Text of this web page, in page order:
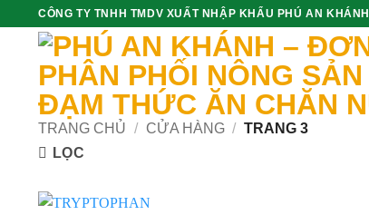
CÔNG TY TNHH TMDV XUẤT NHẬP KHẨU PHÚ AN KHÁNH
TRANG CHỦ / CỬA HÀNG / TRANG 3
LỌC